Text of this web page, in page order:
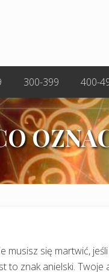
300-399 400-
musisz się martwić,
to znak anielski. Twoje